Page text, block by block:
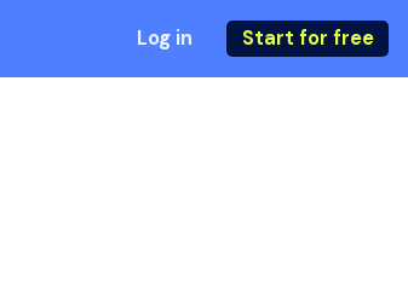
Log in Start for free